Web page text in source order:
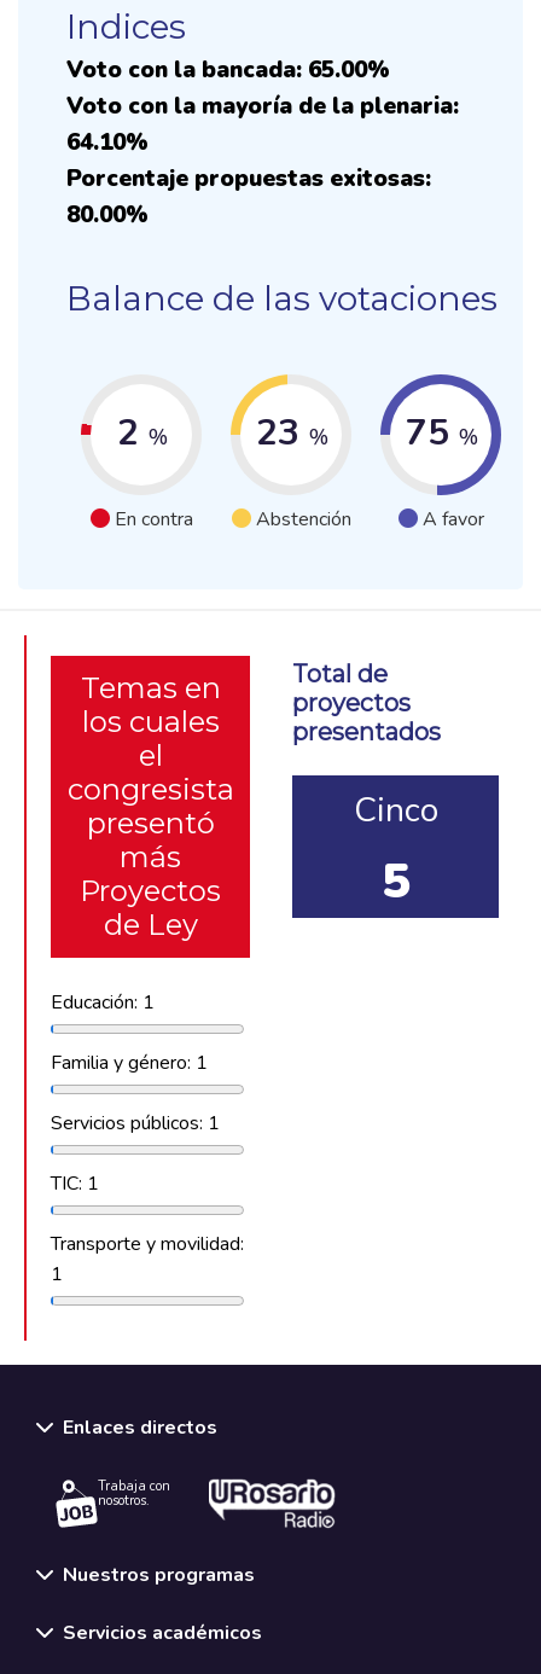
Indices
Voto con la bancada: 65.00%
Voto con la mayoría de la plenaria:
64.10%
Porcentaje propuestas exitosas:
80.00%
Balance de las votaciones
2 %
En contra
23 %
Abstención
75 %
A favor
Temas en
los cuales
el
congresista
presentó
más
Proyectos
de Ley
Educación: 1
Familia y género: 1
Servicios públicos: 1
TIC: 1
Transporte y movilidad:
1
Total de
proyectos
presentados
Cinco
5
Enlaces directos
Trabaja con
nosotros.
Nuestros programas
Servicios académicos